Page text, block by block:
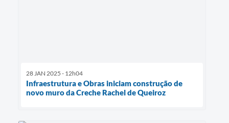
28 JAN 2025 - 12h04
Infraestrutura e Obras iniciam construção de
novo muro da Creche Rachel de Queiroz